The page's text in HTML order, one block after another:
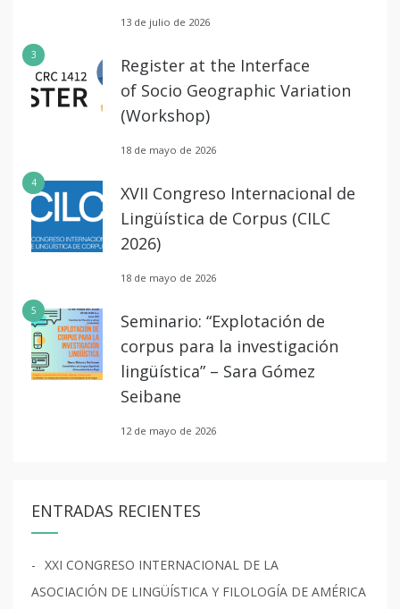
13 de julio de 2026
3
Register at the Interface
of Socio Geographic Variation
(Workshop)
18 de mayo de 2026
4
XVII Congreso Internacional de
Lingüística de Corpus (CILC
2026)
18 de mayo de 2026
5
Seminario: “Explotación de
corpus para la investigación
lingüística” – Sara Gómez
Seibane
12 de mayo de 2026
ENTRADAS RECIENTES
XXI CONGRESO INTERNACIONAL DE LA
ASOCIACIÓN DE LINGÜÍSTICA Y FILOLOGÍA DE AMÉRICA